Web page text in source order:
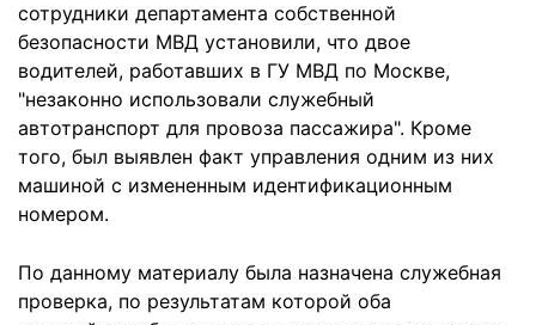
сотрудники департамента собственной
безопасности МВД установили, что двое
водителей, работавших в ГУ МВД по Москве,
"незаконно использовали служебный
автотранспорт для провоза пассажира". Кроме
того, был выявлен факт управления одним из них
машиной с измененным идентификационным
номером.
По данному материалу была назначена служебная
проверка, по результатам которой оба